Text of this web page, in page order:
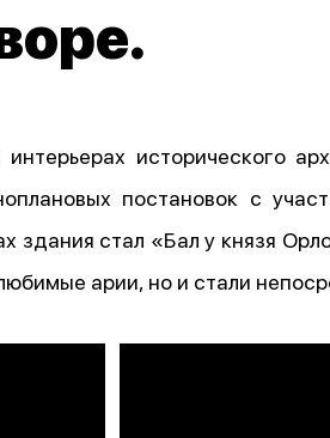
исторического
постановок с
здания стал «Бал у князя
арии, но и стали